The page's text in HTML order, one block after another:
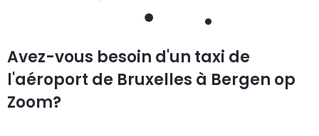
Avez-vous besoin d'un taxi de
l'aéroport de Bruxelles à Bergen op
Zoom?